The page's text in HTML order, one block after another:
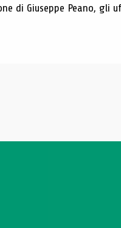
di Giuseppe Peano, gli